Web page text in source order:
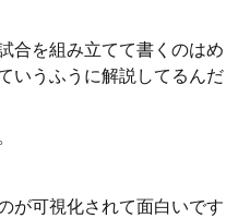
合を組み立てて書くのはめ
いうふうに解説してるんだ
が可視化されて面白いです